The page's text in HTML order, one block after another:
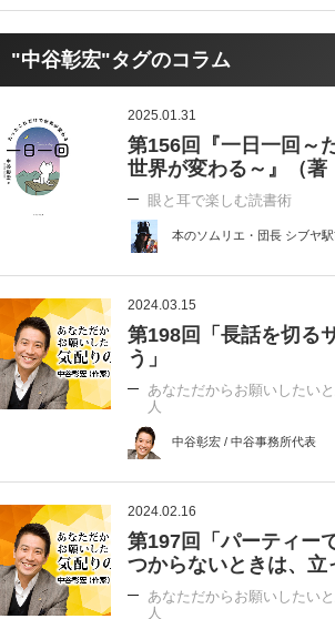
"中谷彰宏"タグのコラム
2025.01.31
第156回『一日一回～
世界が変わる～』（著
眼と耳で楽しむ読書術
本のソムリエ・団長 シブヤ
2024.03.15
第198回「長話を切る
う」
あなただからお願いしたい
人
中谷彰宏 / 中谷事務所代表
2024.02.16
第197回「パーティー
つからないときは、
あなただからお願いしたい
人